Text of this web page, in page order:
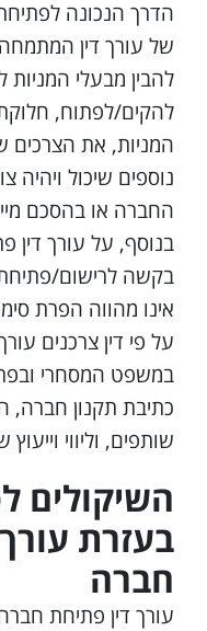
הדרך הנכונה
של עורך דין
להבין מבעלי
להקים/לפתוח,
המניות, את הצרכים
נוספים שיכול ויהיה
החברה או בהסכם
בנוסף, על עורך
בקשה לרישום/
אינו מהווה הפרת
על פי דין צרכנים
במשפט המסחרי
כתיבת תקנון חברה,
שותפים, וליווי
השיקולים
בעזרת
חברה
עורך דין פתיחת